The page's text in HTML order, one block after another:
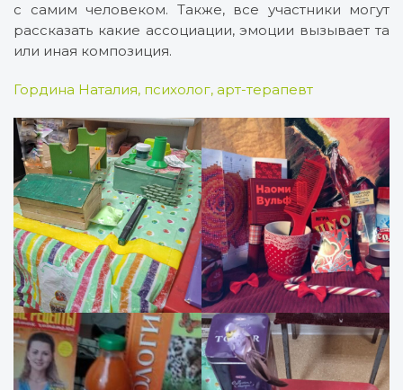
с самим человеком. Также, все участники могут
рассказать какие ассоциации, эмоции вызывает та
или иная композиция.
Гордина Наталия, психолог, арт-терапевт